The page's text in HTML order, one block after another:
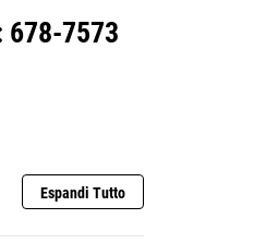
678-7573
Espandi Tutto